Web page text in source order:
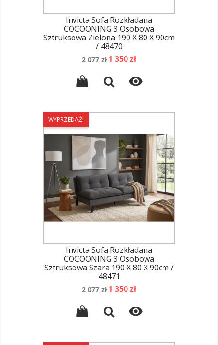
Invicta Sofa Rozkładana
COCOONING 3 Osobowa
Sztruksowa Zielona 190 X 80 X 90cm
/ 48470
Cena
2 077 zł Cena
1 350 zł

WYPRZEDAŻ!
Invicta Sofa Rozkładana
COCOONING 3 Osobowa
Sztruksowa Szara 190 X 80 X 90cm /
48471
Cena
2 077 zł Cena
1 350 zł
